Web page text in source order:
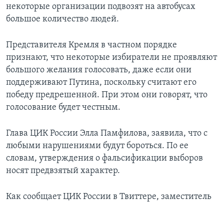
некоторые организации подвозят на автобусах
большое количество людей.
Представителя Кремля в частном порядке
признают, что некоторые избиратели не проявляют
большого желания голосовать, даже если они
поддерживают Путина, поскольку считают его
победу предрешенной. При этом они говорят, что
голосование будет честным.
Глава ЦИК России Элла Памфилова, заявила, что с
любыми нарушениями будут бороться. По ее
словам, утверждения о фальсификации выборов
носят предвзятый характер.
Как сообщает ЦИК России в Твиттере, заместитель